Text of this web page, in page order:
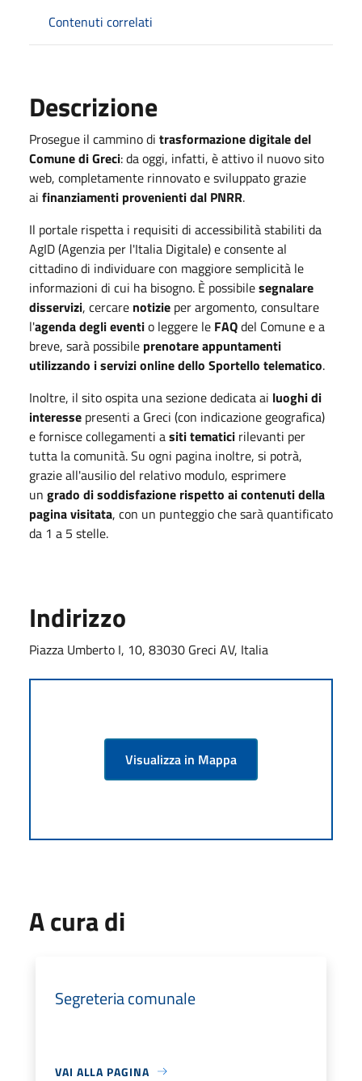
Contenuti correlati
Descrizione
Prosegue il cammino di trasformazione digitale del
Comune di Greci: da oggi, infatti, è attivo il nuovo sito
web, completamente rinnovato e sviluppato grazie
ai finanziamenti provenienti dal PNRR.
Il portale rispetta i requisiti di accessibilità stabiliti da
AgID (Agenzia per l'Italia Digitale) e consente al
cittadino di individuare con maggiore semplicità le
informazioni di cui ha bisogno. È possibilesegnalare
disservizi, cercare notizie per argomento, consultare
l'agenda degli eventio leggere le FAQdel Comune e a
breve, sarà possibile prenotare appuntamenti
utilizzando i servizi online dello Sportello telematico.
Inoltre, il sito ospita una sezione dedicata ai luoghi di
interesse presenti a Greci (con indicazione geografica)
e fornisce collegamenti asiti tematici rilevanti per
tutta la comunità. Su ogni pagina inoltre, si potrà,
grazie all'ausilio del relativo modulo, esprimere
un grado di soddisfazione rispetto ai contenuti della
pagina visitata, con un punteggio che sarà quantificato
da 1 a 5 stelle.
Indirizzo
Piazza Umberto I, 10, 83030 Greci AV, Italia
Visualizza in Mappa
A cura di
Segreteria comunale
VAI ALLA PAGINA